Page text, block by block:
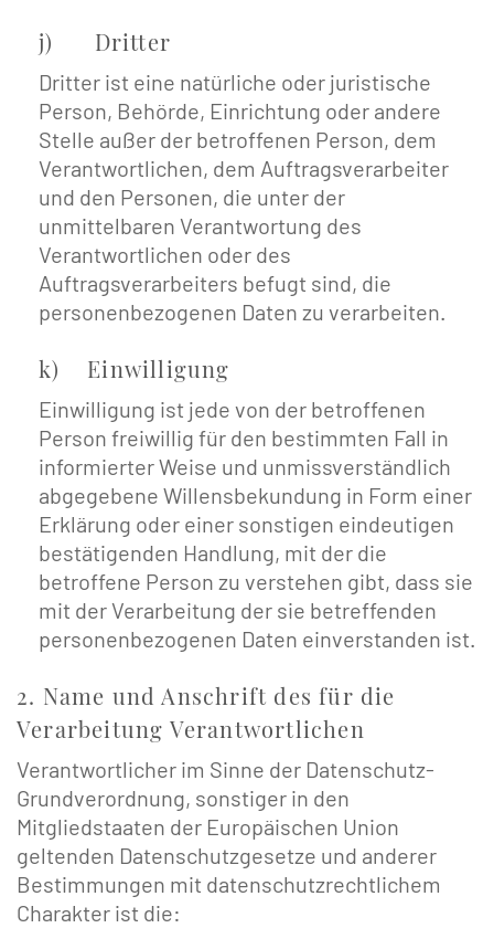
j) Dritter
Dritter ist eine natürliche oder juristische
Person, Behörde, Einrichtung oder andere
Stelle außer der betroffenen Person, dem
Verantwortlichen, dem Auftragsverarbeiter
und den Personen, die unter der
unmittelbaren Verantwortung des
Verantwortlichen oder des
Auftragsverarbeiters befugt sind, die
personenbezogenen Daten zu verarbeiten.
k) Einwilligung
Einwilligung ist jede von der betroffenen
Person freiwillig für den bestimmten Fall in
informierter Weise und unmissverständlich
abgegebene Willensbekundung in Form einer
Erklärung oder einer sonstigen eindeutigen
bestätigenden Handlung, mit der die
betroffene Person zu verstehen gibt, dass sie
mit der Verarbeitung der sie betreffenden
personenbezogenen Daten einverstanden ist.
2. Name und Anschrift des für die
Verarbeitung Verantwortlichen
Verantwortlicher im Sinne der Datenschutz-
Grundverordnung, sonstiger in den
Mitgliedstaaten der Europäischen Union
geltenden Datenschutzgesetze und anderer
Bestimmungen mit datenschutzrechtlichem
Charakter ist die: